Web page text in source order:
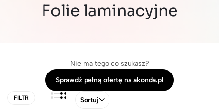
Folie laminacyjne
Nie ma tego co szukasz?
Sprawdź pełną ofertę na akonda.pl
FILTR Sortuj